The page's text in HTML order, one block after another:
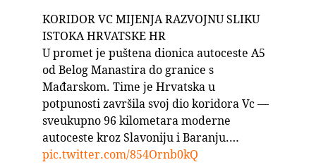
KORIDOR VC MIJENJA RAZVOJNU SLIKU
ISTOKA HRVATSKE HR
U promet je puštena dionica autoceste A5
od Belog Manastira do granice s
Mađarskom. Time je Hrvatska u
potpunosti završila svoj dio koridora Vc —
sveukupno 96 kilometara moderne
autoceste kroz Slavoniju i Baranju.…
pic.twitter.com/854Ornb0kQ